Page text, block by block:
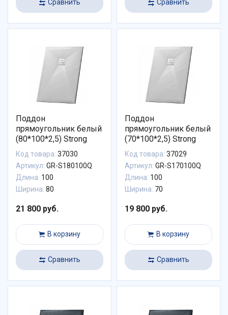
Сравнить Сравнить
Поддон
прямоугольник белый
(80*100*2,5) Strong
Код товара: 37030
Артикул: GR-S180100Q
Длина: 100
Ширина: 80
21 800 руб.
В корзину
Сравнить
Поддон
прямоугольник белый
(70*100*2,5) Strong
Код товара: 37029
Артикул: GR-S170100Q
Длина: 100
Ширина: 70
19 800 руб.
В корзину
Сравнить